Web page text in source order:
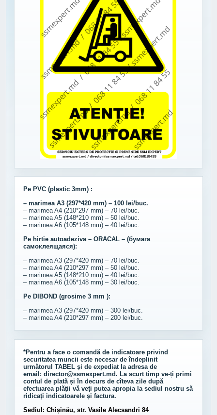
Pe PVC (plastic 3mm) :
– marimea A3 (297*420 mm) – 100 lei/buc.
– marimea A4 (210*297 mm) – 70 lei/buc.
– marimea A5 (148*210 mm) – 50 lei/buc.
– marimea A6 (105*148 mm) – 40 lei/buc.
Pe hirtie autoadeziva – ORACAL – (бумага
самоклеящаяся):
– marimea A3 (297*420 mm) – 70 lei/buc.
– marimea A4 (210*297 mm) – 50 lei/buc.
– marimea A5 (148*210 mm) – 40 lei/buc.
– marimea A6 (105*148 mm) – 30 lei/buc.
Pe DIBOND (grosime 3 mm ):
– marimea A3 (297*420 mm) – 300 lei/buc.
– marimea A4 (210*297 mm) – 200 lei/buc.
*Pentru a face o comandă de indicatoare privind
securitatea muncii este necesar de îndeplinit
următorul TABEL și de expediat la adresa de
email: director@ssmexpert.md. La scurt timp ve-ți primi
contul de plată și în decurs de cîteva zile după
efectuarea plății vă veți putea apropia la sediul nostru să
ridicați indicatoarele și factura.
Sediul: Chișinău, str. Vasile Alecsandri 84